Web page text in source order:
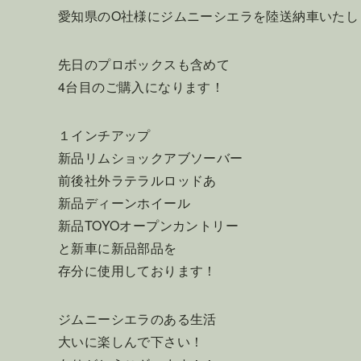
愛知県のO社様にジムニーシエラを陸送納車いた
先日のプロボックスも含めて
4台目のご購入になります！
１インチアップ
新品リムショックアブソーバー
前後社外ラテラルロッドあ
新品ディーンホイール
新品TOYOオープンカントリー
と新車に新品部品を
存分に使用しております！
ジムニーシエラのある生活
大いに楽しんで下さい！